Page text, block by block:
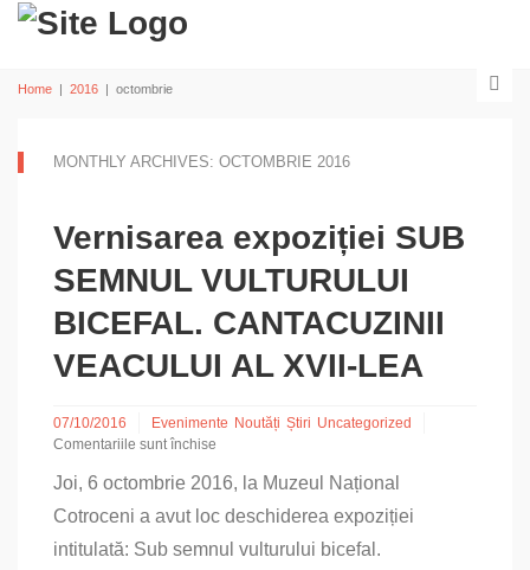
Home | 2016 | octombrie
MONTHLY ARCHIVES: OCTOMBRIE 2016
Vernisarea expoziției SUB
SEMNUL VULTURULUI
BICEFAL. CANTACUZINII
VEACULUI AL XVII-LEA
07/10/2016 Evenimente Noutăți Știri Uncategorized
Comentariile sunt închise
Vernisarea
expoziției
SUB
SEMNUL
Joi, 6 octombrie 2016, la Muzeul Național
Cotroceni a avut loc deschiderea expoziției
intitulată: Sub semnul vulturului bicefal.